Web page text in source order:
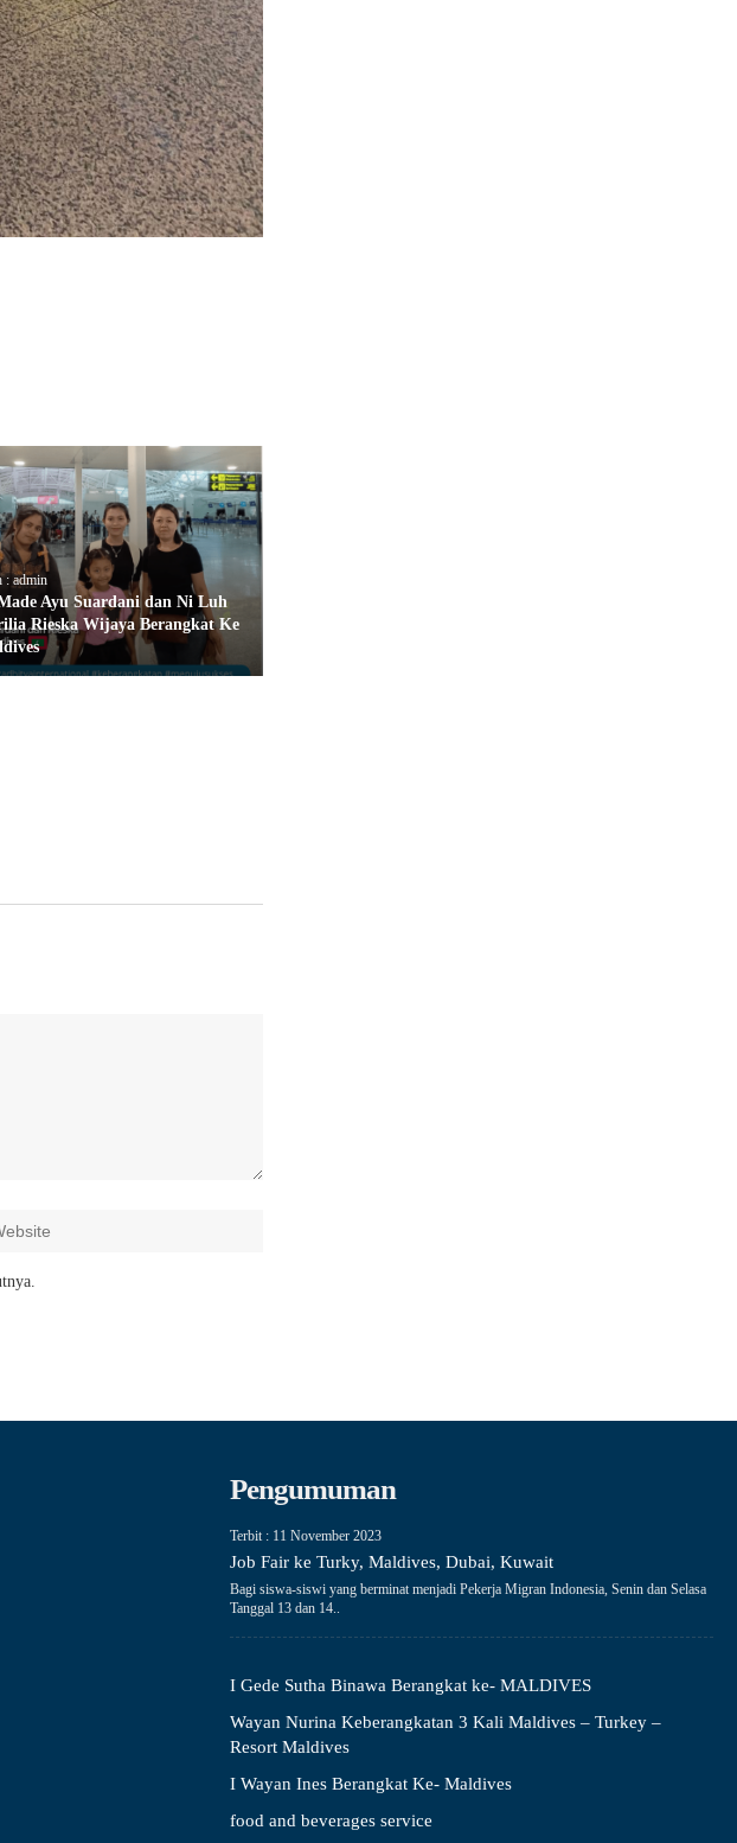
: admin
Ayu Suardani dan Ni Luh
Rieska Wijaya Berangkat Ke
Pengumuman
Terbit : 11 November 2023
Job Fair ke Turky, Maldives, Dubai, Kuwait
Bagi siswa-siswi yang berminat menjadi Pekerja Migran Indonesia, Senin dan Selasa
Tanggal 13 dan 14..
I Gede Sutha Binawa Berangkat ke- MALDIVES
Wayan Nurina Keberangkatan 3 Kali Maldives – Turkey –
Resort Maldives
I Wayan Ines Berangkat Ke- Maldives
food and beverages service